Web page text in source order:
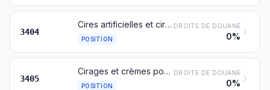
3404
Cires artificielles et cires préparées
POSITION
DROITS DE DOUANE
0%
3405
Cirages et crèmes pour chaussures, encaustiques, brillants pour carrosseries, verre ou métaux, pâtes et poudres à récurer et préparations similaires (même sous forme de papier, ouates, feutres, nontissés, matière plastique ou caoutchouc alvéolaires, imprégnés, enduits ou recouverts de ces préparations), à l'exclusion des cires du no 3404
POSITION
DROITS DE DOUANE
0%